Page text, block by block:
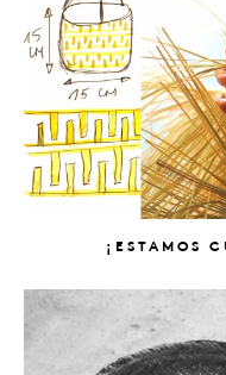
¡ESTAMOS